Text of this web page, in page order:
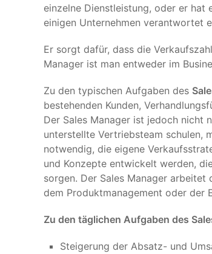
einzelne Dienstleistung, oder er hat
einigen Unternehmen verantwortet
Er sorgt dafür, dass die
Manager ist man entweder im
Zu den typischen Aufgaben des
bestehenden Kunden,
Der Sales Manager ist jedoch nicht
unterstellte Vertriebsteam schulen,
notwendig, die eigene
und Konzepte entwickelt werden,
sorgen. Der Sales Manager
dem Produktmanagement oder der
Zu den täglichen Aufgaben des
Steigerung der Absatz- und